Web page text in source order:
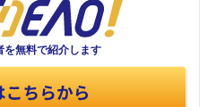
を無料で紹介します